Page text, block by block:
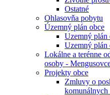
Ostatné
Ohlasovňa pobytu
Územný plán obce
Uzemný plán
Uzemný plán
Lokálne a terénne
osoby -
Projekty obce
Zmluvy o